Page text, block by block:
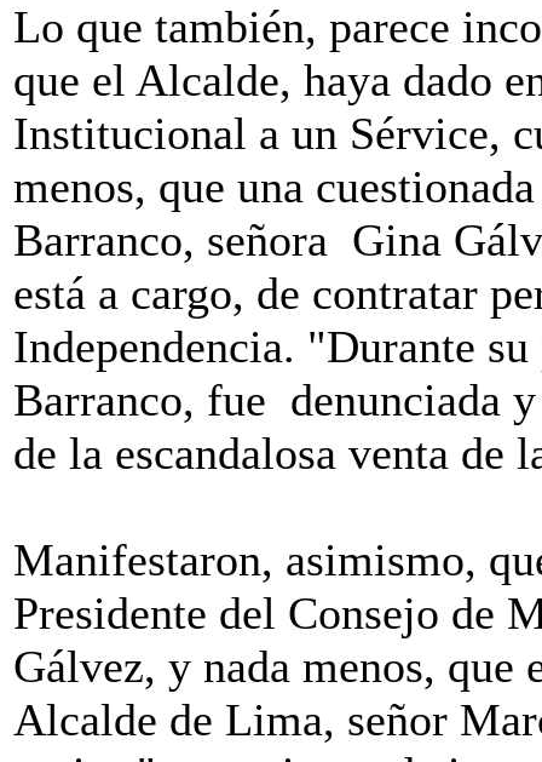
Lo que también, parece
que el Alcalde, haya dado
Institucional a un Sérvice,
menos, que una
Barranco, señora Gina
está a cargo, de contratar
Independencia. "Durante
Barranco, fue denunciada
de la escandalosa venta de
Manifestaron, asimismo,
Presidente del Consejo de
Gálvez, y nada menos, que
Alcalde de Lima, señor